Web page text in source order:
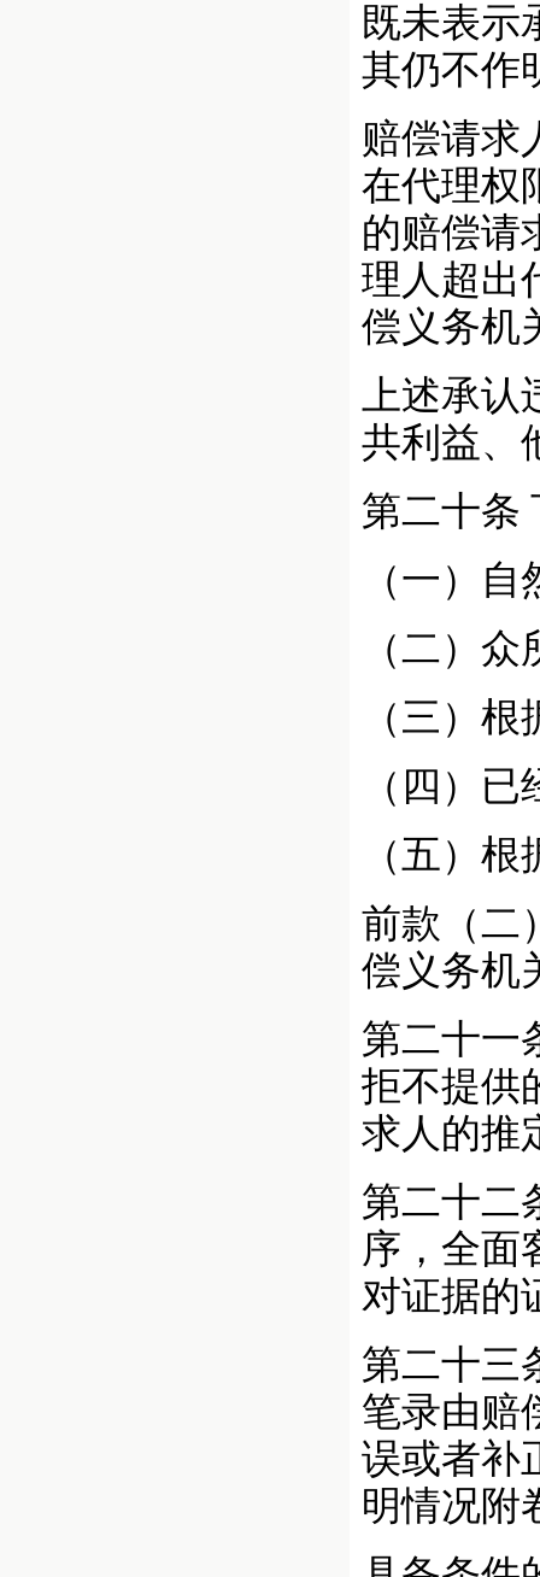
既未表示
其仍不作
赔偿请求
在代理权
的赔偿请
理人超出
偿义务机
上述承
共利益、
第二十条
（一）
（二）
（三）
（四）
（五）
前款（二
偿义务机
第二十一
拒不提供
求人的推
第二十二
序，全面
对证据的
第二十三
笔录由赔
误或者补
明情况附